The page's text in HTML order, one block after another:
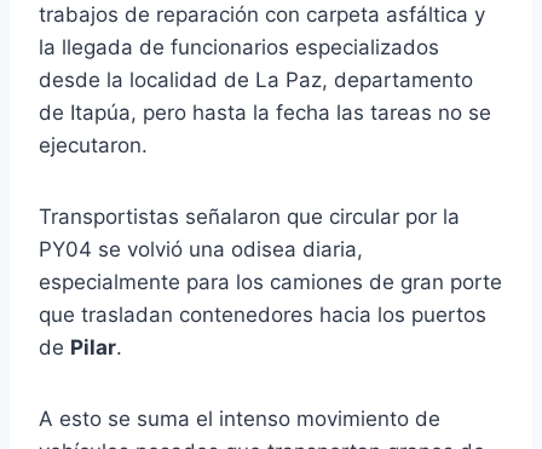
trabajos de reparación con carpeta asfáltica y
la llegada de funcionarios especializados
desde la localidad de La Paz, departamento
de Itapúa, pero hasta la fecha las tareas no se
ejecutaron.
Transportistas señalaron que circular por la
PY04 se volvió una odisea diaria,
especialmente para los camiones de gran porte
que trasladan contenedores hacia los puertos
de Pilar.
A esto se suma el intenso movimiento de